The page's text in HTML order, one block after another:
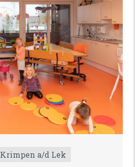
Krimpen a/d Lek